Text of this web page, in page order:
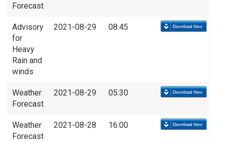
Forecast
Advisory
for
Heavy
Rain and
winds
2021-08-29 08:45
Weather
Forecast
2021-08-29 05:30
Weather
Forecast
2021-08-28 16:00